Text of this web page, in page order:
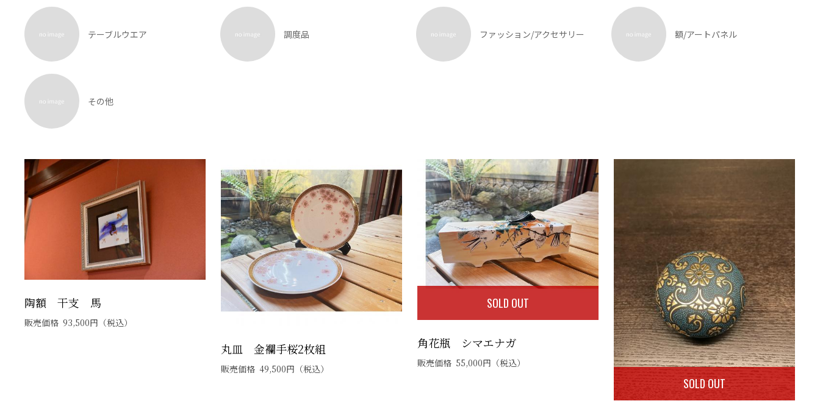
テーブルウエア 調度品 ファッション/アクセサリー 額/アートパネル
その他
陶額 干支 馬
販売価格 93,500円 （税込）
丸皿 金襴手桜2枚組
販売価格 49,500円 （税込）
SOLD OUT
角花瓶 シマエナガ
販売価格 55,000円 （税込）
SOLD OUT